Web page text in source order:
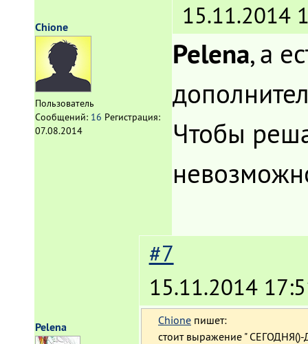
Chione
Пользователь
Сообщений: 16 Регистрация:
07.08.2014
15.11.2014
Pelena, а
Чтобы
Pelena
#7
15.11.2014
Chione пишет:
стоит выражение " СЕГОДНЯ()-